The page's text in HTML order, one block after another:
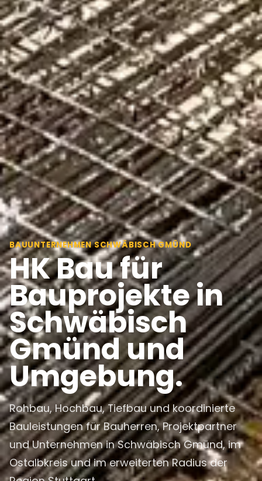
BAUUNTERNEHMEN SCHWÄBISCH GMÜND
HK Bau für
Bauprojekte in
Schwäbisch
Gmünd und
Umgebung.
Rohbau, Hochbau, Tiefbau und koordinierte
Bauleistungen für Bauherren, Projektpartner
und Unternehmen in Schwäbisch Gmünd, im
Ostalbkreis und im erweiterten Radius der